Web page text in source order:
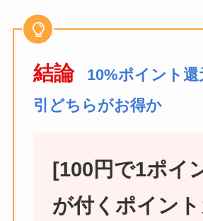
結論
10%ポイント還
引どちらがお得か
[100円で1ポイ
が付くポイン